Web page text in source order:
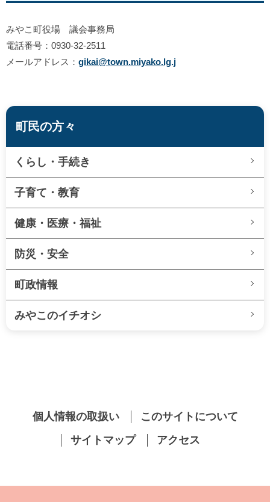
みやこ町役場 議会事務局
電話番号：0930-32-2511
メールアドレス： gikai@town.miyako.lg.j
町民の方々
くらし・手続き
子育て・教育
健康・医療・福祉
防災・安全
町政情報
みやこのイチオシ
個人情報の取扱い
このサイトについて
サイトマップ
アクセス